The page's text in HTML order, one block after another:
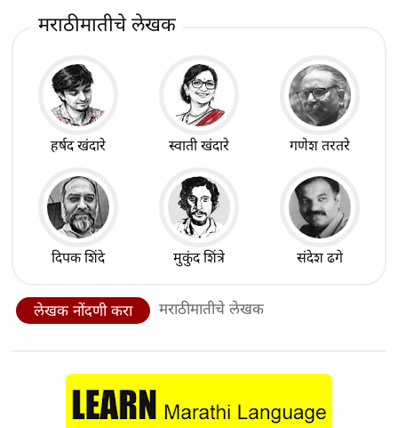
मराठीमातीचे लेखक
हर्षद खंदारे स्वाती खंदारे गणेश तरतरे
दिपक शिंदे मुकुंद शिंत्रे संदेश ढगे
लेखक नोंदणी करा मराठीमातीचे लेखक